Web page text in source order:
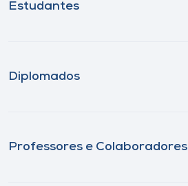
Estudantes
Diplomados
Professores e Colaboradores